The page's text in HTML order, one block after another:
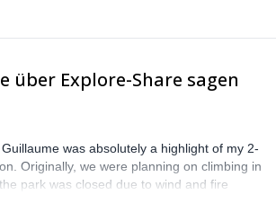
über Explore-Share sagen
was absolutely a highlight of my 2-
Originally, we were planning on climbing in
park was closed due to wind and fire
another amazing location (Pic de